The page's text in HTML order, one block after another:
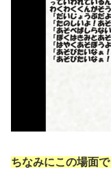
ちなみにこの場面